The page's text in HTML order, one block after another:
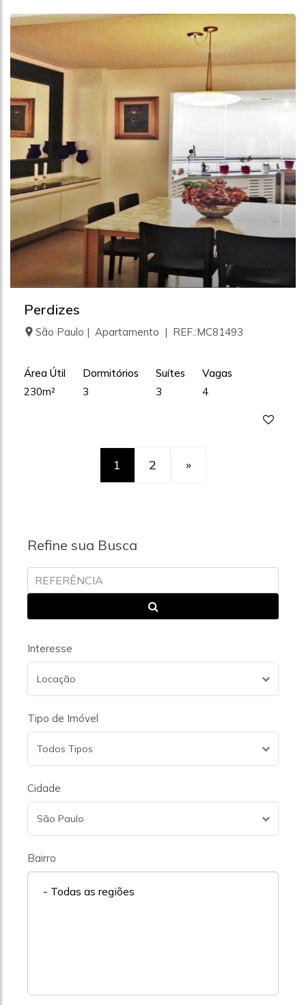
Perdizes
São Paulo | Apartamento | REF.:MC81493
Área Útil
230m²
Dormitórios
3
Suítes
3
Vagas
4
1 2 »
Refine sua Busca
Interesse
Locação
Tipo de Imóvel
Todos Tipos
Cidade
São Paulo
Bairro
- Todas as regiões